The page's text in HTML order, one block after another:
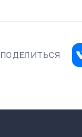
ПОДЕЛИТЬСЯ